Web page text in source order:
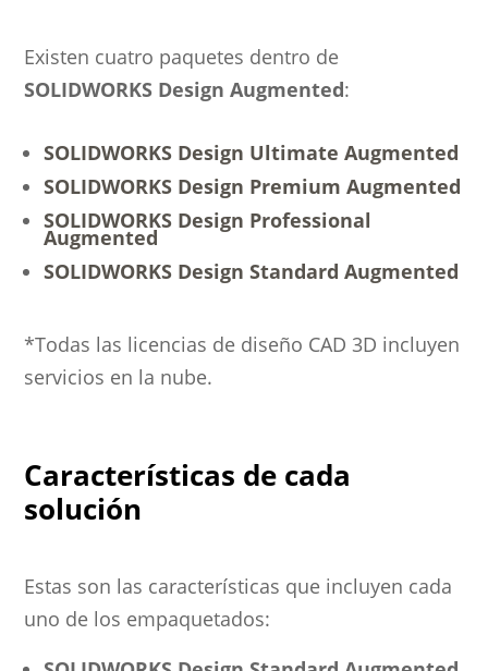
Existen cuatro paquetes dentro de
SOLIDWORKS Design Augmented:
SOLIDWORKS Design Ultimate Augmented
SOLIDWORKS Design Premium Augmented
SOLIDWORKS Design Professional
Augmented
SOLIDWORKS Design Standard Augmented
*Todas las licencias de diseño CAD 3D incluyen
servicios en la nube.
Características de cada
solución
Estas son las características que incluyen cada
uno de los empaquetados: